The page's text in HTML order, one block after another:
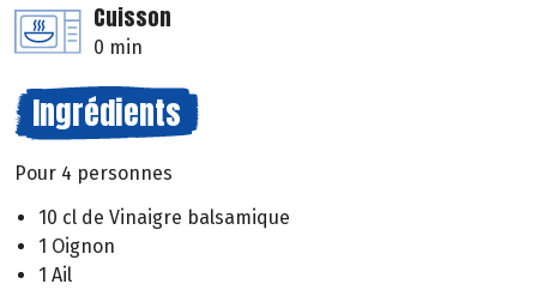
Cuisson
0 min
Ingrédients
Pour 4 personnes
10 cl de Vinaigre balsamique
1 Oignon
1 Ail